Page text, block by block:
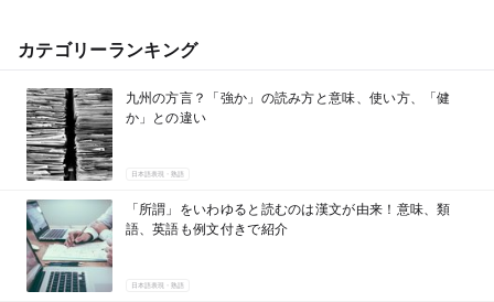
カテゴリーランキング
九州の方言？「強か」の読み方と意味、使い方、「健
か」との違い
日本語表現・熟語
「所謂」をいわゆると読むのは漢文が由来！意味、類
語、英語も例文付きで紹介
日本語表現・熟語